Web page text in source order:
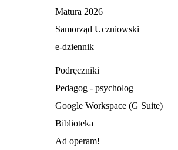
Matura 2026
Samorząd Uczniowski
e-dziennik
Podręczniki
Pedagog - psycholog
Google Workspace (G Suite)
Biblioteka
Ad operam!